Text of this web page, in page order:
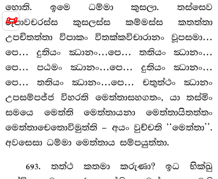
📜
හොති. ඉමෙ ධම්මා කුසලා. තස්සෙව
රූපාවචරස්ස කුසලස්ස කම්මස්ස කතත්තා
උපචිතත්තා විපාකං විතක්කවිචාරානං වූපසමා…
පෙ… දුතියං ඣානං…පෙ… තතියං ඣානං…
පෙ… පඨමං ඣානං…පෙ… දුතියං ඣානං…
පෙ… තතියං ඣානං…පෙ… චතුත්ථං ඣානං
උපසම්පජ්ජ විහරති මෙත්තාසහගතං, යා තස්මිං
සමයෙ මෙත්ති මෙත්තායනා මෙත්තායිතත්තං
මෙත්තාචෙතොවිමුත්ති – අයං වුච්චති ‘‘මෙත්තා’’.
අවසෙසා ධම්මා මෙත්තාය සම්පයුත්තා.
693. තත්ථ කතමා කරුණා? ඉධ භික්ඛු